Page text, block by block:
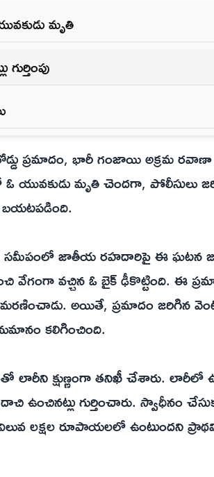
మృతి
ప్రమాదం, భారీ గంజాయి అక్రమ రవాణా
యువకుడు మృతి చెందగా, పోలీసులు
సమీపంలో జాతీయ రహదారిపై ఈ ఘటన
వేగంగా వచ్చిన ఓ బైక్ ఢీకొట్టింది. ఈ
మరణించాడు. అయితే, ప్రమాదం జరిగిన
కలిగించింది.
క్షుణ్ణంగా తనిఖీ చేశారు. లారీలో
ఉంచినట్లు గుర్తించారు. స్వాధీనం
విలువ లక్షల రూపాయలలో ఉంటుందని